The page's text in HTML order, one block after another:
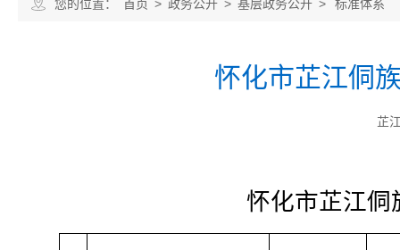
您的位置： 首页 > 政务公开 > 基层政务公开 > 标准体系
怀化市芷江侗
芷
怀化市芷江侗